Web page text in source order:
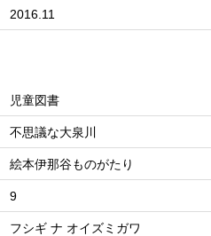
2016.11
児童図書
不思議な大泉川
絵本伊那谷ものがたり
9
フシギ ナ オイズミガワ